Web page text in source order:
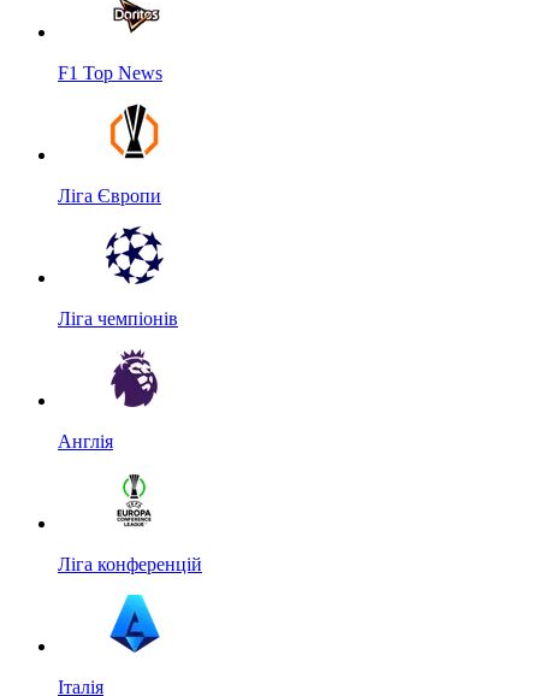
F1 Top News
Ліга Європи
Ліга чемпіонів
Англія
Ліга конференцій
Італія